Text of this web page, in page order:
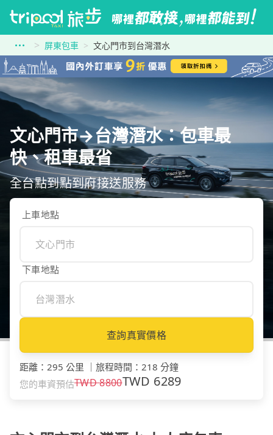
屏東包車 文心門市到台灣潛水
文心門市→台灣潛水：包車最
快、租車最省
全台點到點到府接送服務
上車地點
下車地點
查詢真實價格
距離 ： 295 公里 旅程時間 ： 218 分鐘
您的車資預估TWD8800TWD 6289